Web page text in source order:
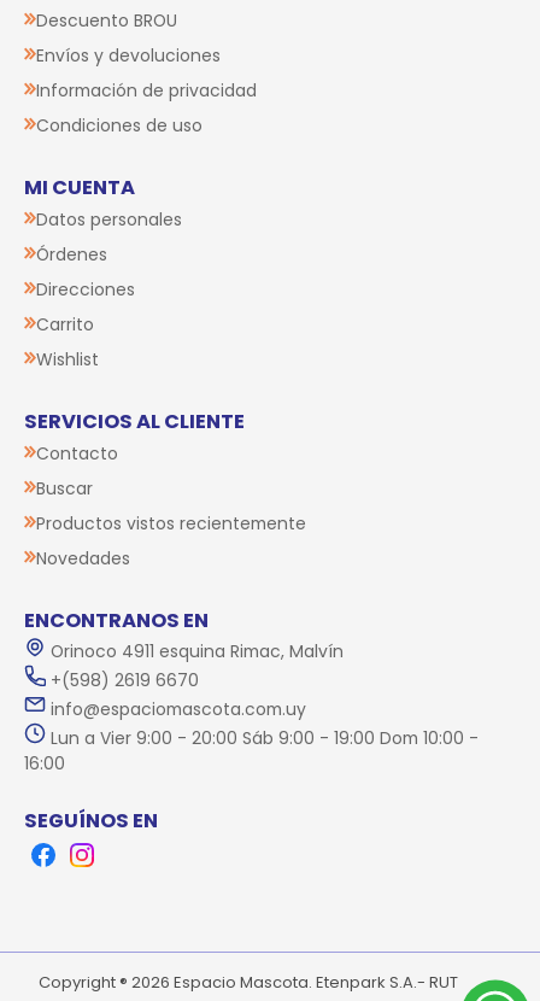
Descuento BROU
Envíos y devoluciones
Información de privacidad
Condiciones de uso
MI CUENTA
Datos personales
Órdenes
Direcciones
Carrito
Wishlist
SERVICIOS AL CLIENTE
Contacto
Buscar
Productos vistos recientemente
Novedades
ENCONTRANOS EN
Orinoco 4911 esquina Rimac, Malvín
+(598) 2619 6670
info@espaciomascota.com.uy
Lun a Vier 9:00 - 20:00 Sáb 9:00 - 19:00 Dom 10:00 -
16:00
SEGUÍNOS EN
FacebookInstagram
Copyright ® 2026 Espacio Mascota. Etenpark S.A.- RUT